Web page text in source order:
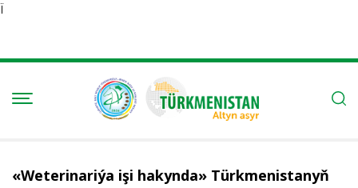
Ï
«Weterinariýa işi hakynda» Türkmenistanyň